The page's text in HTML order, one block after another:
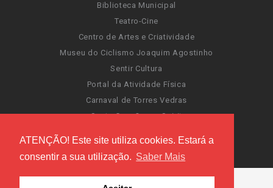
ATENÇÃO! Este site utiliza cookies. Estará a
consentir a sua utilização. Saber Mais
Biblioteca Municipal
Teatro-Cine
Centro de Artes e Criatividade
Museu do Ciclismo Joaquim Agostinho
Sentir Cultura
Portal da Atividade Física
Carnaval de Torres Vedras
Santa Cruz Ocean Spirit